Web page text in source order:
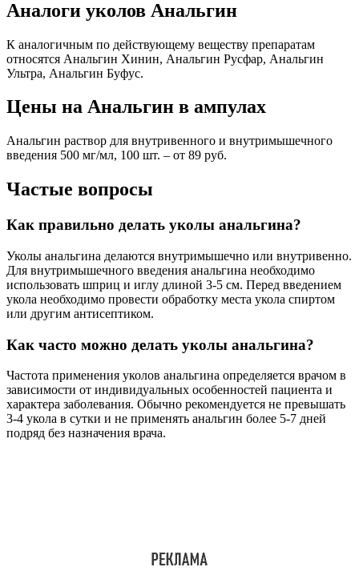
Аналоги уколов Анальгин
К аналогичным по действующему веществу препаратам
относятся Анальгин Хинин, Анальгин Русфар, Анальгин
Ультра, Анальгин Буфус.
Цены на Анальгин в ампулах
Анальгин раствор для внутривенного и внутримышечного
введения 500 мг/мл, 100 шт. – от 89 руб.
Частые вопросы
Как правильно делать уколы анальгина?
Уколы анальгина делаются внутримышечно или внутривенно.
Для внутримышечного введения анальгина необходимо
использовать шприц и иглу длиной 3-5 см. Перед введением
укола необходимо провести обработку места укола спиртом
или другим антисептиком.
Как часто можно делать уколы анальгина?
Частота применения уколов анальгина определяется врачом в
зависимости от индивидуальных особенностей пациента и
характера заболевания. Обычно рекомендуется не превышать
3-4 укола в сутки и не применять анальгин более 5-7 дней
подряд без назначения врача.